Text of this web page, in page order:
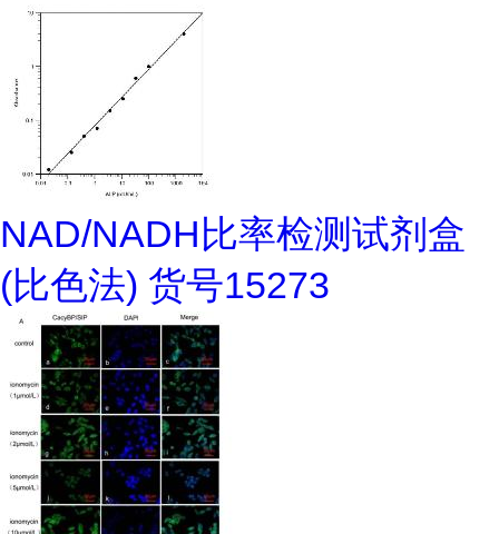
NAD/NADH比率检测试剂盒
(比色法) 货号15273